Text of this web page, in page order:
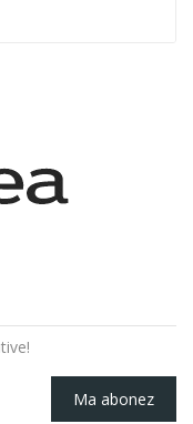
Ma abonez